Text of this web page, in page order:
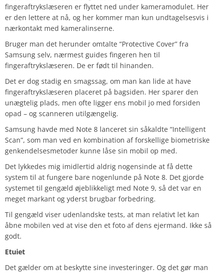
fingeraftrykslæseren er flyttet ned under kameramodulet. Her
er den lettere at nå, og her kommer man kun undtagelsesvis i
nærkontakt med kameralinserne.
Bruger man det herunder omtalte “Protective Cover” fra
Samsung selv, nærmest guides fingeren hen til
fingeraftrykslæseren. De er født til hinanden.
Det er dog stadig en smagssag, om man kan lide at have
fingeraftrykslæseren placeret på bagsiden. Her sparer den
unægtelig plads, men ofte ligger ens mobil jo med forsiden
opad – og scanneren utilgængelig.
Samsung havde med Note 8 lanceret sin såkaldte “Intelligent
Scan”, som man ved en kombination af forskellige biometriske
genkendelsesmetoder kunne låse sin mobil op med.
Det lykkedes mig imidlertid aldrig nogensinde at få dette
system til at fungere bare nogenlunde på Note 8. Det gjorde
systemet til gengæld øjeblikkeligt med Note 9, så det var en
meget markant og yderst brugbar forbedring.
Til gengæld viser udenlandske tests, at man relativt let kan
åbne mobilen ved at vise den et foto af dens ejermand. Ikke så
godt.
Etuiet
Det gælder om at beskytte sine investeringer. Og det gør man